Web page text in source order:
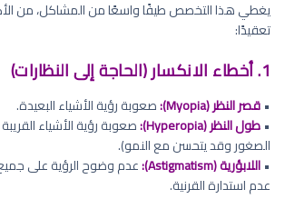
يغطي هذا التخصص طيفًا واسعًا من المشاكل، من
تعقيدًا:
1. أخطاء الانكسار (الحاجة إلى النظارات)
•قصر النظر (Myopia):
صعوبة رؤية الأشياء البعيدة.
•طول النظر (Hyperopia):
صعوبة رؤية الأشياء
الصغور وقد يتحسن مع النمو).
•اللابؤرية (Astigmatism):
عدم استدارة القرنية.